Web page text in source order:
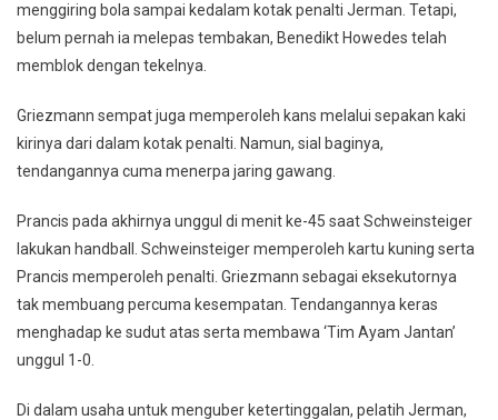
menggiring bola sampai kedalam kotak penalti Jerman. Tetapi,
belum pernah ia melepas tembakan, Benedikt Howedes telah
memblok dengan tekelnya.
Griezmann sempat juga memperoleh kans melalui sepakan kaki
kirinya dari dalam kotak penalti. Namun, sial baginya,
tendangannya cuma menerpa jaring gawang.
Prancis pada akhirnya unggul di menit ke-45 saat Schweinsteiger
lakukan handball. Schweinsteiger memperoleh kartu kuning serta
Prancis memperoleh penalti. Griezmann sebagai eksekutornya
tak membuang percuma kesempatan. Tendangannya keras
menghadap ke sudut atas serta membawa ‘Tim Ayam Jantan’
unggul 1-0.
Di dalam usaha untuk menguber ketertinggalan, pelatih Jerman,